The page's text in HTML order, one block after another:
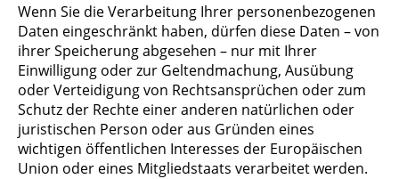
Wenn Sie die Verarbeitung Ihrer personenbezogenen
Daten eingeschränkt haben, dürfen diese Daten – von
ihrer Speicherung abgesehen – nur mit Ihrer
Einwilligung oder zur Geltendmachung, Ausübung
oder Verteidigung von Rechtsansprüchen oder zum
Schutz der Rechte einer anderen natürlichen oder
juristischen Person oder aus Gründen eines
wichtigen öffentlichen Interesses der Europäischen
Union oder eines Mitgliedstaats verarbeitet werden.